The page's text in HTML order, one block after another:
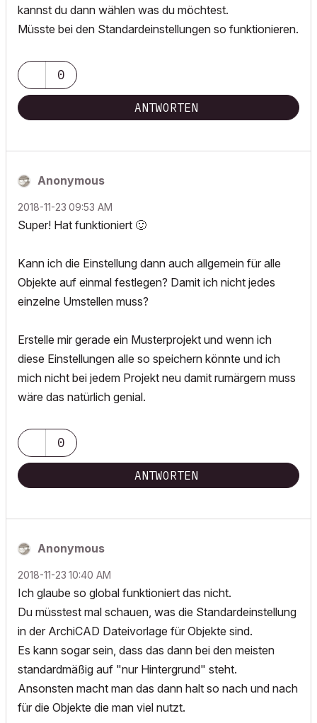
kannst du dann wählen was du möchtest.
Müsste bei den Standardeinstellungen so funktionieren.
0
ANTWORTEN
Anonymous
‎2018-11-23 09:53 AM
Super! Hat funktioniert 🙂
Kann ich die Einstellung dann auch allgemein für alle
Objekte auf einmal festlegen? Damit ich nicht jedes
einzelne Umstellen muss?
Erstelle mir gerade ein Musterprojekt und wenn ich
diese Einstellungen alle so speichern könnte und ich
mich nicht bei jedem Projekt neu damit rumärgern muss
wäre das natürlich genial.
0
ANTWORTEN
Anonymous
‎2018-11-23 10:40 AM
Ich glaube so global funktioniert das nicht.
Du müsstest mal schauen, was die Standardeinstellung
in der ArchiCAD Dateivorlage für Objekte sind.
Es kann sogar sein, dass das dann bei den meisten
standardmäßig auf "nur Hintergrund" steht.
Ansonsten macht man das dann halt so nach und nach
für die Objekte die man viel nutzt.